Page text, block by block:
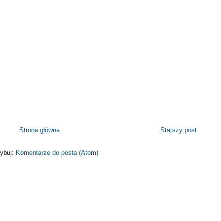
Starszy post
Strona główna
Komentarze do posta (Atom)